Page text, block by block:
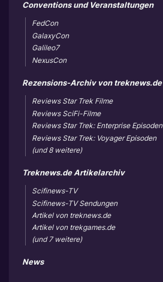
Conventions und Veranstaltungen
FedCon
GalaxyCon
Galileo7
NexusCon
Rezensions-Archiv von treknews.de
Reviews Star Trek Filme
Reviews SciFi-Filme
Reviews Star Trek: Enterprise Episoden
Reviews Star Trek: Voyager Episoden
(und 8 weitere)
Treknews.de Artikelarchiv
Scifinews-TV
Scifinews-TV Sendungen
Artikel von treknews.de
Artikel von trekgames.de
(und 7 weitere)
News